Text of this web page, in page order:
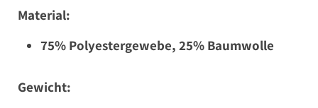
Material:
75% Polyestergewebe, 25% Baumwolle
Gewicht: